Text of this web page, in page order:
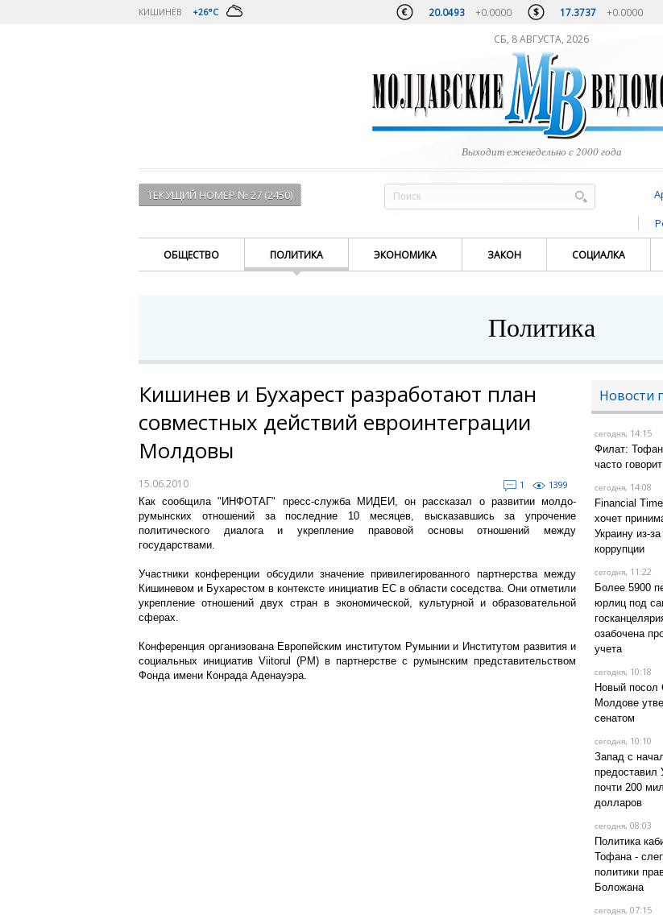
КИШИНЁВ +26°C 20.0493 +0.0000 17.3737 +0.0000
СБ, 8 АВГУСТА, 2026
Выходит еженедельно с 2000 года
ТЕКУЩИЙ НОМЕР № 27 (2450)
ОБЩЕСТВО ПОЛИТИКА ЭКОНОМИКА ЗАКОН СОЦИАЛКА
Политика
Кишинев и Бухарест разработают план
совместных действий евроинтеграции
Молдовы
15.06.2010 1
1399
Как сообщила "ИНФОТАГ" пресс-служба МИДЕИ, он рассказал о развитии молдо-
румынских отношений за последние 10 месяцев, высказавшись за упрочение
политического диалога и укрепление правовой основы отношений между
государствами.
Участники конференции обсудили значение привилегированного партнерства между
Кишиневом и Бухарестом в контексте инициатив ЕС в области соседства. Они отметили
укрепление отношений двух стран в экономической, культурной и образовательной
сферах.
Конференция организована Европейским институтом Румынии и Институтом развития и
социальных инициатив Viitorul (РМ) в партнерстве с румынским представительством
Фонда имени Конрада Аденауэра.
Новости
сегодня, 14:15
Филат:
часто
сегодня, 14:08
Financial
хочет
Украину из-
коррупции
сегодня, 11:22
Более 5900
юрлиц под
озабочена
учета
сегодня, 10:18
Новый
Молдове
сенатом
сегодня, 10:10
Запад с
предоставил
почти 200
долларов
сегодня, 08:03
Политика
Тофана -
политики
Боложана
сегодня, 07:15